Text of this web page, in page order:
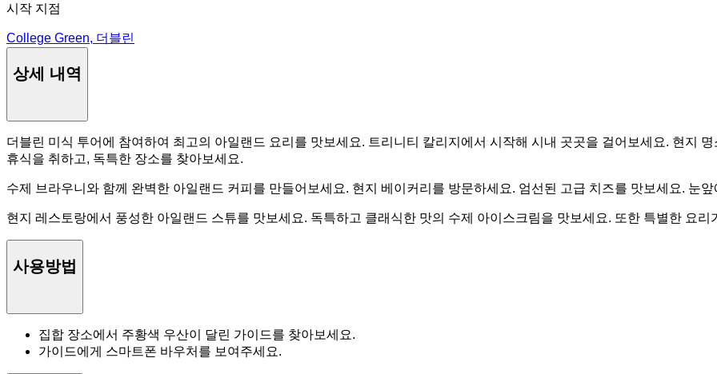
시작 지점
College Green, 더블린
상세 내역
더블린 미식 투어에 참여하여 최고의 아일랜드 요리를 맛보세요. 트리니티 칼리지에서 시작해 시내 곳곳을 걸어보세요. 현지
휴식을 취하고, 독특한 장소를 찾아보세요.
수제 브라우니와 함께 완벽한 아일랜드 커피를 만들어보세요. 현지 베이커리를 방문하세요. 엄선된 고급 치즈를 맛보세요. 눈
현지 레스토랑에서 풍성한 아일랜드 스튜를 맛보세요. 독특하고 클래식한 맛의 수제 아이스크림을 맛보세요. 또한 특별한 요리
사용방법
집합 장소에서 주황색 우산이 달린 가이드를 찾아보세요.
가이드에게 스마트폰 바우처를 보여주세요.